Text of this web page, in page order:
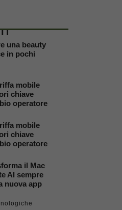
una beauty
in pochi
mobile
chiave
operatore
mobile
chiave
operatore
il Mac
AI sempre
nuova app